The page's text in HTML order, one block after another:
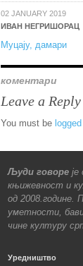
02 JANUARY 2019
ИВАН НЕГРИШОРАЦ
Муцају, дамари
коментари
Leave a Reply
You must be
Људи говоре је
књижевност и
од 2008.године.
уметности,
чине културу
Уредништво